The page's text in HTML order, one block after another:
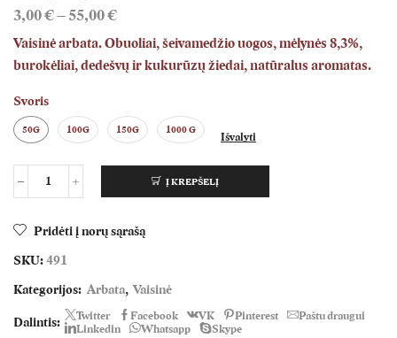
3,00€–55,00€
range:
3,00 €
through
Vaisinė arbata. Obuoliai, šeivamedžio uogos, mėlynės 8,3%,
burokėliai, dedešvų ir kukurūzų žiedai, natūralus aromatas.
Svoris
50G 100G 150G 1000 G
Išvalyti
Mėlynių
Į KREPŠELĮ
Pridėti į norų sąrašą
SKU:491
Kategorijos: Arbata, Vaisinė
Dalintis: Twitter Facebook VK Pinterest
Paštu draugui
Linkedin
Whatsapp Skype